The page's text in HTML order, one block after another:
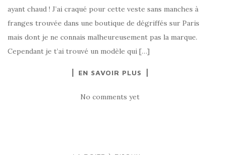
ayant chaud ! J’ai craqué pour cette veste sans manches à
franges trouvée dans une boutique de dégriffés sur Paris
mais dont je ne connais malheureusement pas la marque.
Cependant je t’ai trouvé un modèle qui […]
EN SAVOIR PLUS
No comments yet